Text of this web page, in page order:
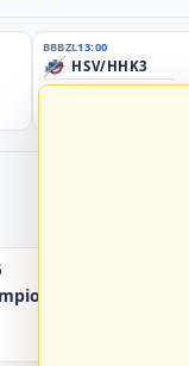
BBBZL13:00
HSV/HHK3
B Pool 2026